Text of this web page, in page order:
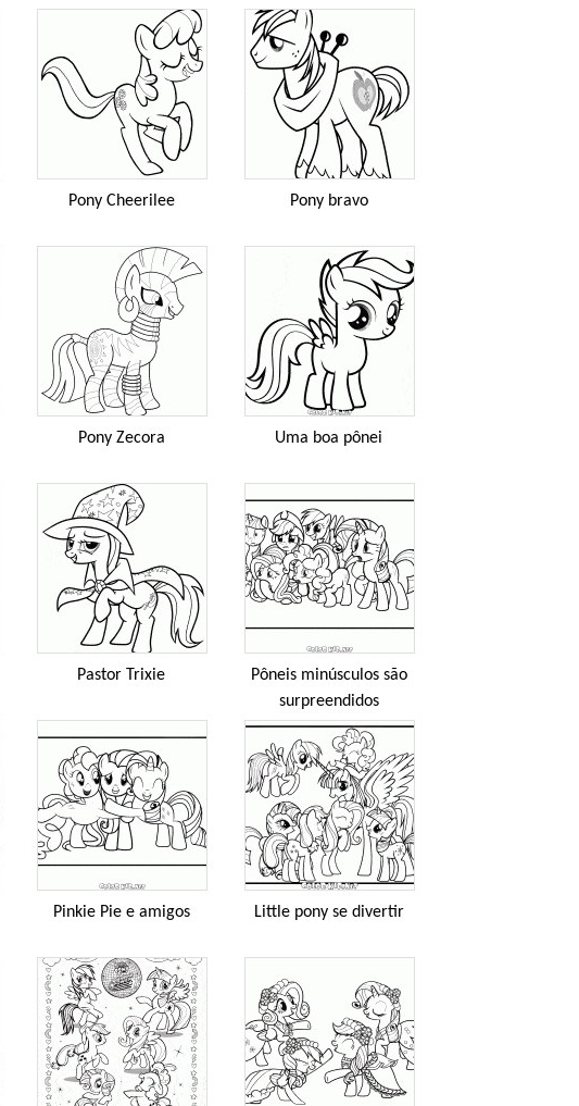
Pony Cheerilee Pony bravo
Pony Zecora Uma boa pônei
Pastor Trixie
Pôneis minúsculos são
surpreendidos
Pinkie Pie e amigos Little pony se divertir